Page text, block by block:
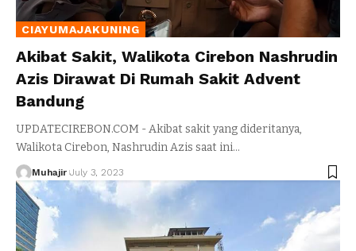
CIAYUMAJAKUNING
Akibat Sakit, Walikota Cirebon Nashrudin
Azis Dirawat Di Rumah Sakit Advent
Bandung
UPDATECIREBON.COM - Akibat sakit yang dideritanya,
Walikota Cirebon, Nashrudin Azis saat ini…
Muhajir July 3, 2023